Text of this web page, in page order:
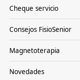
Cheque servicio
Consejos FisioSenior
Magnetoterapia
Novedades